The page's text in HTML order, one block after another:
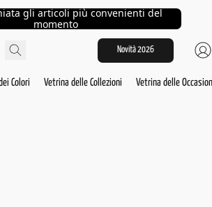
gli articoli più convenienti del
momento
Novità 2026
Colori Vetrina delle Collezioni Vetrina delle